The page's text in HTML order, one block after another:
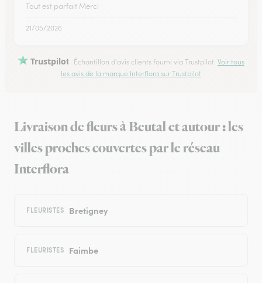
Tout est parfait Merci
21/05/2026
Trustpilot Échantillon d'avis clients fourni via Trustpilot. Voir tous
les avis de la marque Interflora sur Trustpilot
Livraison de fleurs à Beutal et autour : les
villes proches couvertes par le réseau
Interflora
FLEURISTES Bretigney
FLEURISTES Faimbe